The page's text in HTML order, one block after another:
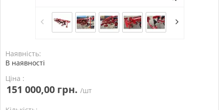
Наявність:
В наявності
Ціна :
151 000,00 грн. /шт